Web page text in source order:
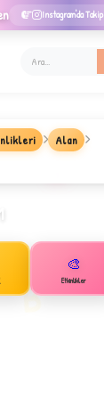
Instagram'da
B
Alan
🎨
Etkinlikler